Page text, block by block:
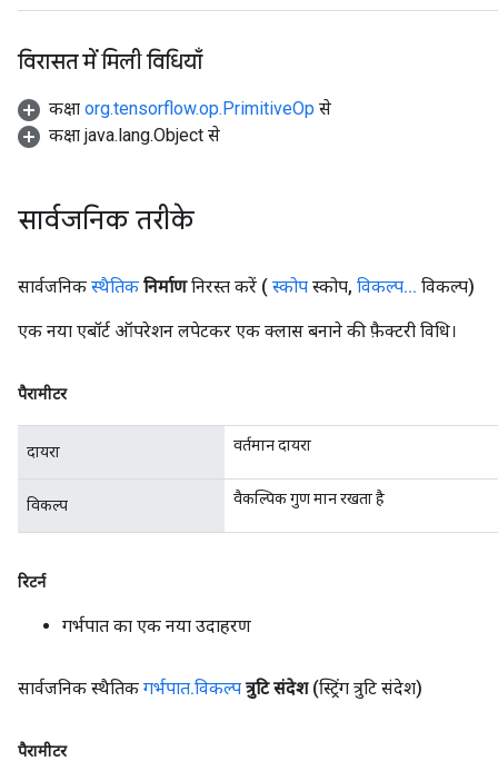
विरासत में मिली विधियाँ
कक्षा org.tensorflow.op.PrimitiveOp से
कक्षा java.lang.Object से
सार्वजनिक तरीके
सार्वजनिक स्थैतिक निर्माण निरस्त करें ( स्कोप स्कोप, विकल्प... विकल्प)
एक नया एबॉर्ट ऑपरेशन लपेटकर एक क्लास बनाने की फ़ैक्टरी विधि।
पैरामीटर
दायरा वर्तमान दायरा
विकल्प वैकल्पिक गुण मान रखता है
रिटर्न
गर्भपात का एक नया उदाहरण
सार्वजनिक स्थैतिक गर्भपात.विकल्प त्रुटि संदेश (स्ट्रिंग त्रुटि संदेश)
पैरामीटर